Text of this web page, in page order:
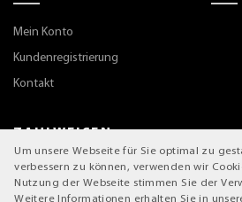
Mein Konto
Kundenregistrierung
Kontakt
ZAHLWEISEN
Um unsere Webseite für Sie optimal zu
verbessern zu können, verwenden wir
Nutzung der Webseite stimmen Sie der
Weitere Informationen erhalten Sie in